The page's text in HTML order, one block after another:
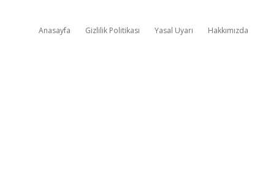
Anasayfa Gizlilik Politikası Yasal Uyarı Hakkımızda